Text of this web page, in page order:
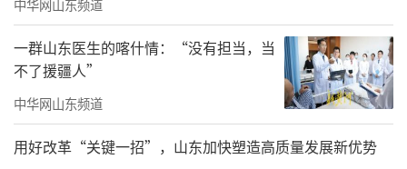
中华网山东频道
一群山东医生的喀什情：“没有担当，当
不了援疆人”
中华网山东频道
用好改革“关键一招”，山东加快塑造高质量发展新优势